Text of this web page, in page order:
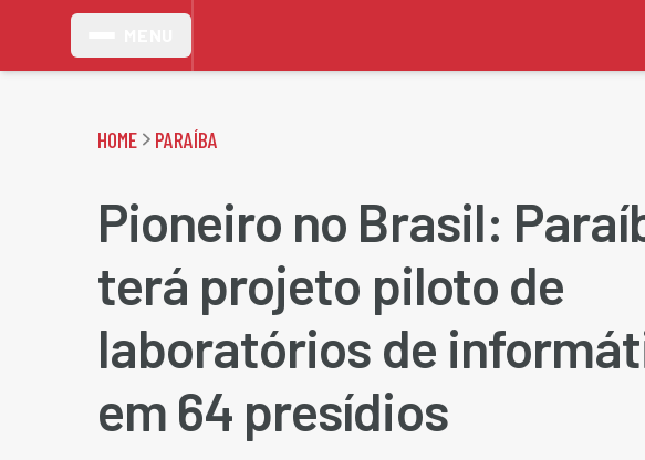
HOME PARAÍBA
Pioneiro no Brasil:
terá projeto piloto de
laboratórios de
em 64 presídios